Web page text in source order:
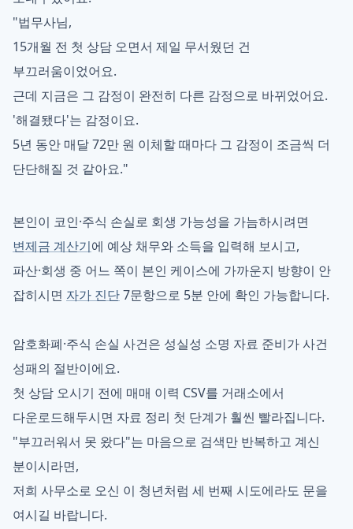
"법무사님,
15개월 전 첫 상담 오면서 제일 무서웠던 건
부끄러움이었어요.
근데 지금은 그 감정이 완전히 다른 감정으로 바뀌었어요.
'해결됐다'는 감정이요.
5년 동안 매달 72만 원 이체할 때마다 그 감정이 조금씩 더
단단해질 것 같아요."
본인이 코인·주식 손실로 회생 가능성을 가늠하시려면
변제금 계산기에 예상 채무와 소득을 입력해 보시고,
파산·회생 중 어느 쪽이 본인 케이스에 가까운지 방향이 안
잡히시면 자가 진단7문항으로 5분 안에 확인 가능합니다.
암호화폐·주식 손실 사건은 성실성 소명 자료 준비가 사건
성패의 절반이에요.
첫 상담 오시기 전에 매매 이력 CSV를 거래소에서
다운로드해두시면 자료 정리 첫 단계가 훨씬 빨라집니다.
"부끄러워서 못 왔다"는 마음으로 검색만 반복하고 계신
분이시라면,
저희 사무소로 오신 이 청년처럼 세 번째 시도에라도 문을
여시길 바랍니다.